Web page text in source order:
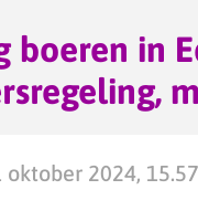
boeren in
oktober 2024, 15.57